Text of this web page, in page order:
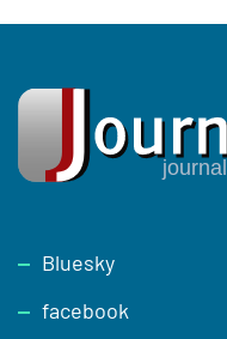
Footer
Bluesky
facebook